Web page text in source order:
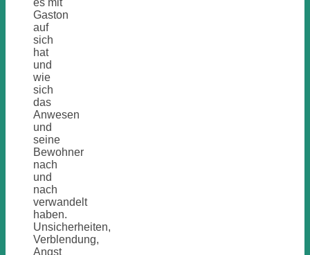
Gaston
auf
sich
hat
und
wie
sich
das
Anwesen
und
seine
Bewohner
nach
und
nach
verwandelt
haben.
Unsicherheiten,
Verblendung,
Angst